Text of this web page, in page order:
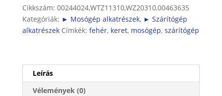
szárítógép
közé
(60
Cikkszám: 00244024,WTZ11310,WZ20310,00463635
Kategóriák: ► Mosógép alkatrészek, ► Szárítógép
alkatrészek Címkék: fehér, keret, mosógép, szárítógép
Leírás
Vélemények (0)